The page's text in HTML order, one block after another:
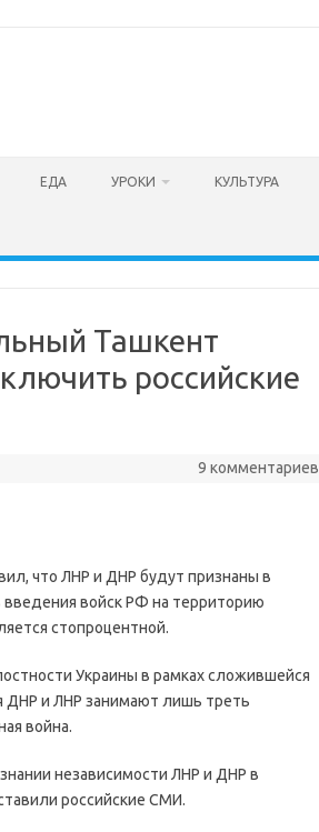
ЕДА УРОКИ КУЛЬТУРА
Ташкент
российские
9 комментариев
что ЛНР и ДНР будут признаны в
введения войск РФ на территорию
стопроцентной.
Украины в рамках сложившейся
ДНР и ЛНР занимают лишь треть
война.
независимости ЛНР и ДНР в
российские СМИ.